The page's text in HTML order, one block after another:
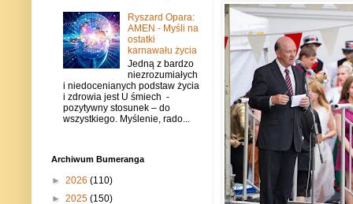
Ryszard Opara:
AMEN - Myśli na
ostatki
karnawału życia
Jedną z bardzo
niezrozumiałych
i niedocenianych podstaw życia
i zdrowia jest U śmiech -
pozytywny stosunek – do
wszystkiego. Myślenie, rado...
Archiwum Bumeranga
► 2026 (110)
► 2025 (150)